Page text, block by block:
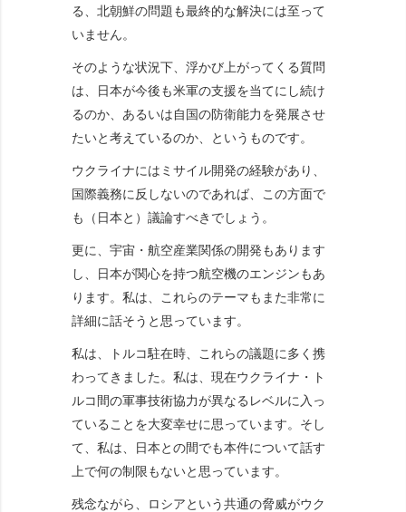
る、北朝鮮の問題も最終的な解決には至って
いません。
そのような状況下、浮かび上がってくる質問
は、日本が今後も米軍の支援を当てにし続け
るのか、あるいは自国の防衛能力を発展させ
たいと考えているのか、というものです。
ウクライナにはミサイル開発の経験があり、
国際義務に反しないのであれば、この方面で
も（日本と）議論すべきでしょう。
更に、宇宙・航空産業関係の開発もあります
し、日本が関心を持つ航空機のエンジンもあ
ります。私は、これらのテーマもまた非常に
詳細に話そうと思っています。
私は、トルコ駐在時、これらの議題に多く携
わってきました。私は、現在ウクライナ・ト
ルコ間の軍事技術協力が異なるレベルに入っ
ていることを大変幸せに思っています。そし
て、私は、日本との間でも本件について話す
上で何の制限もないと思っています。
残念ながら、ロシアという共通の脅威がウク